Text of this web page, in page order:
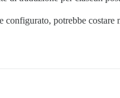
potrebbe costare